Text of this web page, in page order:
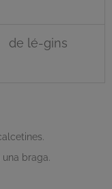
de lé-gins
braga.